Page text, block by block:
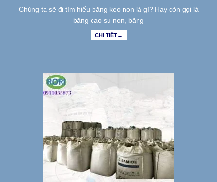
Chúng ta sẽ đi tìm hiểu băng keo non là gì? Hay còn gọi là
băng cao su non, băng
CHI TIẾT→